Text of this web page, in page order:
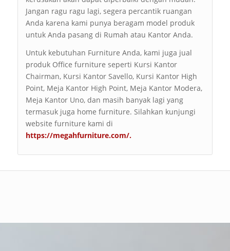
Jangan ragu ragu lagi, segera percantik ruangan
Anda karena kami punya beragam model produk
untuk Anda pasang di Rumah atau Kantor Anda.
Untuk kebutuhan Furniture Anda, kami juga jual
produk Office furniture seperti Kursi Kantor
Chairman, Kursi Kantor Savello, Kursi Kantor High
Point, Meja Kantor High Point, Meja Kantor Modera,
Meja Kantor Uno, dan masih banyak lagi yang
termasuk juga home furniture. Silahkan kunjungi
website furniture kami di
https://megahfurniture.com/.